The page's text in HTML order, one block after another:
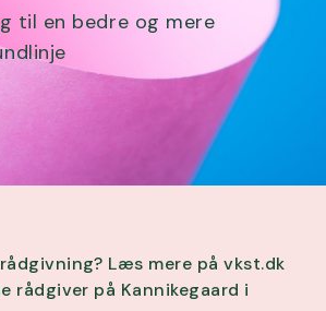
til en bedre og mere
Læs mere på vkst.dk
rådgiver på Kannikegaard i